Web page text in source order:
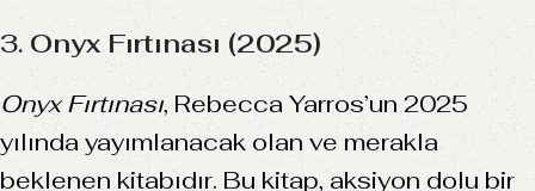
3. Onyx Fırtınası (2025)
Onyx Fırtınası, Rebecca Yarros’un 2025
yılında yayımlanacak olan ve merakla
beklenen kitabıdır. Bu kitap, aksiyon dolu bir